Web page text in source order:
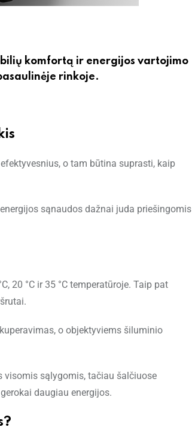
komfortą ir energijos vartojimo
rinkoje.
o tam būtina suprasti, kaip
sąnaudos dažnai juda priešingomis
20 °C ir 35 °C temperatūroje. Taip pat
o objektyviems šiluminio
visomis sąlygomis, tačiau šalčiuose
daugiau energijos.